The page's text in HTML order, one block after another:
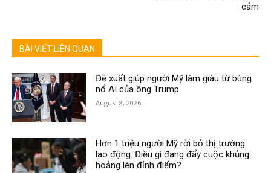
cảm
BÀI VIẾT LIÊN QUAN
Đề xuất giúp người Mỹ làm giàu từ bùng
nổ AI của ông Trump
August 8, 2026
Hơn 1 triệu người Mỹ rời bỏ thị trường
lao động: Điều gì đang đẩy cuộc khủng
hoảng lên đỉnh điểm?